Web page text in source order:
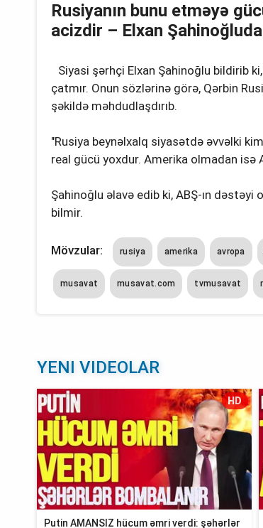
Rusiyanın bunu etməyə
acizdir – Elxan
Siyasi şərhçi Elxan Şahinoğlu bildirib
çatmır. Onun sözlərinə görə, Qərbin
şəkildə məhdudlaşdırıb.
"Rusiya beynəlxalq siyasətdə əvvəlki
real gücü yoxdur. Amerika olmadan isə
Şahinoğlu əlavə edib ki, ABŞ-ın
bilmir.
Mövzular: rusiya amerika avropa
musavat musavat.com tvmusavat
YENI VIDEOLAR
HD
Putin AMANSIZ hücum əmri verdi: şəhərlər